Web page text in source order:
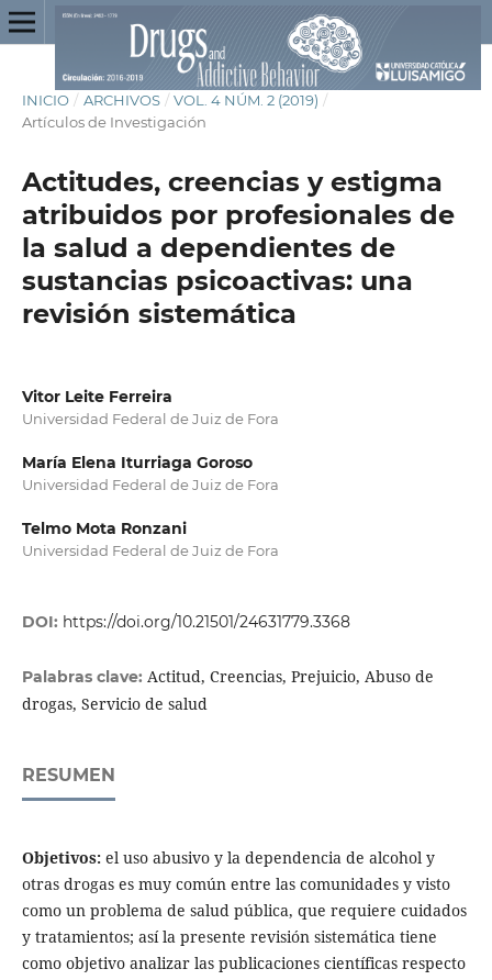
INICIO / ARCHIVOS / VOL. 4 NÚM. 2 (2019) /
Artículos de Investigación
Actitudes, creencias y estigma
atribuidos por profesionales de
la salud a dependientes de
sustancias psicoactivas: una
revisión sistemática
Vitor Leite Ferreira
Universidad Federal de Juiz de Fora
María Elena Iturriaga Goroso
Universidad Federal de Juiz de Fora
Telmo Mota Ronzani
Universidad Federal de Juiz de Fora
DOI: https://doi.org/10.21501/24631779.3368
Palabras clave: Actitud, Creencias, Prejuicio, Abuso de
drogas, Servicio de salud
RESUMEN
Objetivos:el uso abusivo y la dependencia de alcohol y
otras drogas es muy común entre las comunidades y visto
como un problema de salud pública, que requiere cuidados
y tratamientos; así la presente revisión sistemática tiene
como objetivo analizar las publicaciones científicas respecto